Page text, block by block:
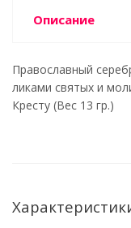
Описание
Православный
ликами святых и
Кресту (Вес 13 гр.)